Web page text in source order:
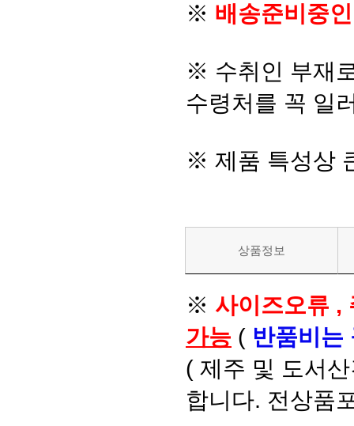
※ 배송준비중
※ 수취인 부재
수령처를 꼭 일
※ 제품 특성상
상품정보
※ 사이즈오류 ,
가능 ( 반품비는
( 제주 및 도서
합니다. 전상품